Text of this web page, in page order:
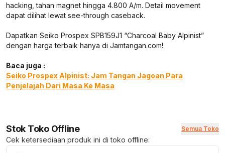
hacking, tahan magnet hingga 4.800 A/m. Detail movement
dapat dilihat lewat see-through caseback.
Dapatkan Seiko Prospex SPB159J1 “Charcoal Baby Alpinist”
dengan harga terbaik hanya di Jamtangan.com!
Baca juga :
Seiko Prospex Alpinist: Jam Tangan Jagoan Para
Penjelajah Dari Masa Ke Masa
Stok Toko Offline Semua Toko
Cek ketersediaan produk ini di toko offline: